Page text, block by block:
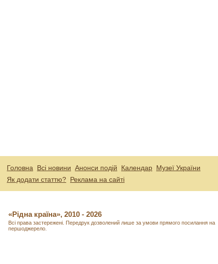
Головна Всі новини Анонси подій Календар Музеї України
Як додати статтю? Реклама на сайті
«Рідна країна», 2010 - 2026
Всі права застережені. Передрук дозволений лише за умови прямого посилання на
першоджерело.